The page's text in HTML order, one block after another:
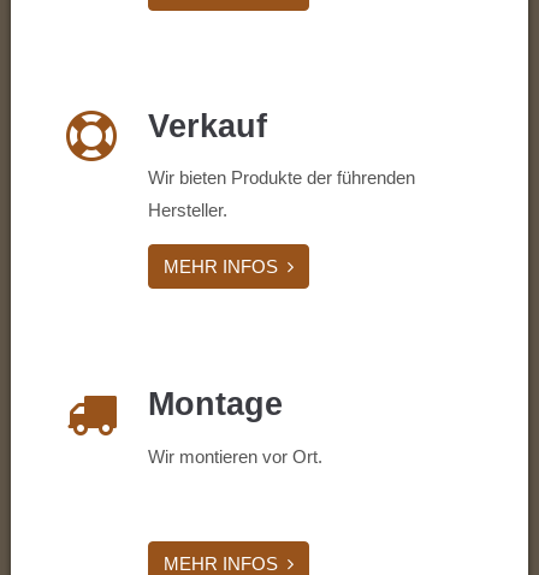
Verkauf
Wir bieten Produkte der führenden
Hersteller.
MEHR INFOS
Montage
Wir montieren vor Ort.
MEHR INFOS